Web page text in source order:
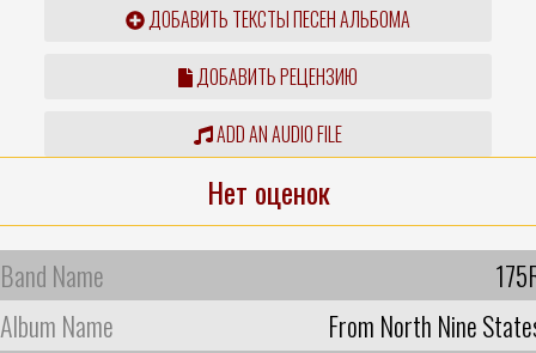
ДОБАВИТЬ ТЕКСТЫ ПЕСЕН АЛЬБОМА
ДОБАВИТЬ РЕЦЕНЗИЮ
ADD AN AUDIO FILE
Нет оценок
Band Name
Album Name
From North Nine